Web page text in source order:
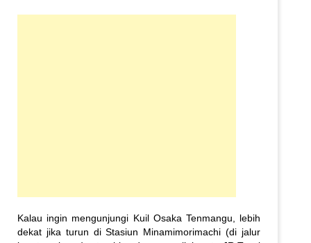
Kalau ingin mengunjungi Kuil Osaka Tenmangu, lebih
dekat jika turun di Stasiun Minamimorimachi (di jalur